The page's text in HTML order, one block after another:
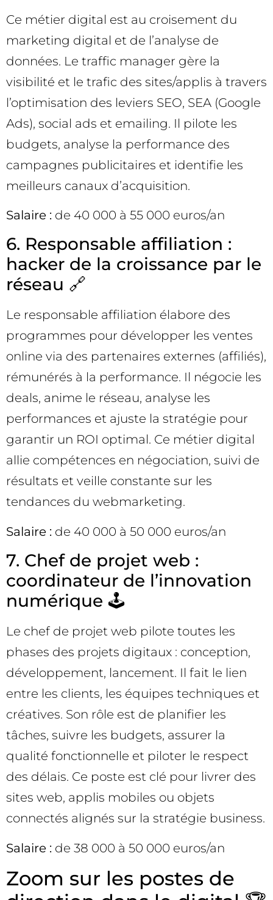
Ce métier digital est au croisement du
marketing digital et de l’analyse de
données. Le traffic manager gère la
visibilité et le trafic des sites/applis à travers
l’optimisation des leviers SEO, SEA (Google
Ads), social ads et emailing. Il pilote les
budgets, analyse la performance des
campagnes publicitaires et identifie les
meilleurs canaux d’acquisition.
Salaire : de 40 000 à 55 000 euros/an
6. Responsable affiliation :
hacker de la croissance par le
réseau 🔗
Le responsable affiliation élabore des
programmes pour développer les ventes
online via des partenaires externes (affiliés),
rémunérés à la performance. Il négocie les
deals, anime le réseau, analyse les
performances et ajuste la stratégie pour
garantir un ROI optimal. Ce métier digital
allie compétences en négociation, suivi de
résultats et veille constante sur les
tendances du webmarketing.
Salaire : de 40 000 à 50 000 euros/an
7. Chef de projet web :
coordinateur de l’innovation
numérique 🕹️
Le chef de projet web pilote toutes les
phases des projets digitaux : conception,
développement, lancement. Il fait le lien
entre les clients, les équipes techniques et
créatives. Son rôle est de planifier les
tâches, suivre les budgets, assurer la
qualité fonctionnelle et piloter le respect
des délais. Ce poste est clé pour livrer des
sites web, applis mobiles ou objets
connectés alignés sur la stratégie business.
Salaire : de 38 000 à 50 000 euros/an
Zoom sur les postes de